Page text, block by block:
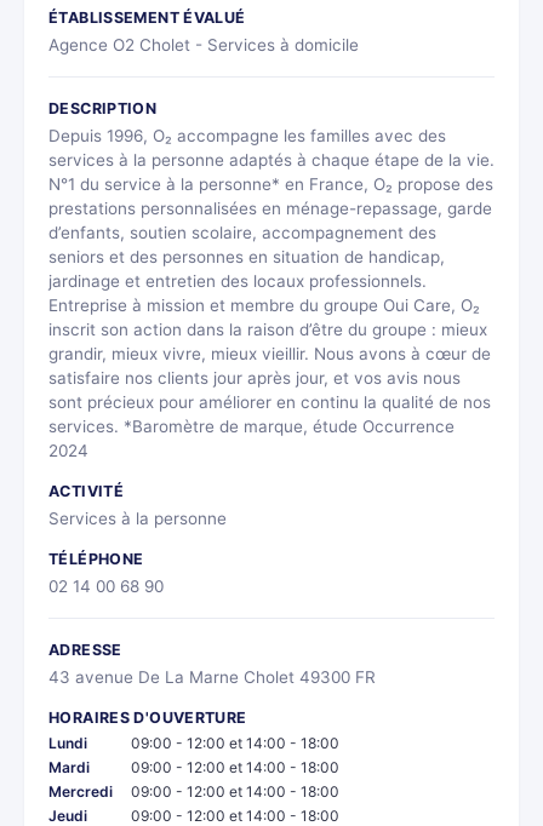
ÉTABLISSEMENT ÉVALUÉ
Agence O2 Cholet - Services à domicile
DESCRIPTION
Depuis 1996, O₂ accompagne les familles avec des
services à la personne adaptés à chaque étape de la vie.
N°1 du service à la personne* en France, O₂ propose des
prestations personnalisées en ménage-repassage, garde
d’enfants, soutien scolaire, accompagnement des
seniors et des personnes en situation de handicap,
jardinage et entretien des locaux professionnels.
Entreprise à mission et membre du groupe Oui Care, O₂
inscrit son action dans la raison d’être du groupe : mieux
grandir, mieux vivre, mieux vieillir. Nous avons à cœur de
satisfaire nos clients jour après jour, et vos avis nous
sont précieux pour améliorer en continu la qualité de nos
services. *Baromètre de marque, étude Occurrence
2024
ACTIVITÉ
Services à la personne
TÉLÉPHONE
02 14 00 68 90
ADRESSE
43 avenue De La Marne Cholet 49300 FR
HORAIRES D'OUVERTURE
Lundi
09:00 - 12:00 et 14:00 - 18:00
Mardi
09:00 - 12:00 et 14:00 - 18:00
Mercredi
09:00 - 12:00 et 14:00 - 18:00
Jeudi
09:00 - 12:00 et 14:00 - 18:00